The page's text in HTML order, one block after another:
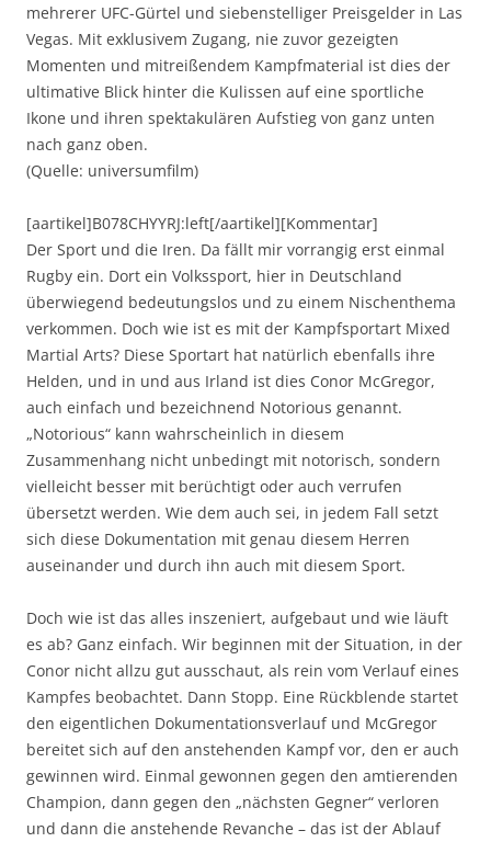
mehrerer UFC-Gürtel und siebenstelliger Preisgelder in Las
Vegas. Mit exklusivem Zugang, nie zuvor gezeigten
Momenten und mitreißendem Kampfmaterial ist dies der
ultimative Blick hinter die Kulissen auf eine sportliche
Ikone und ihren spektakulären Aufstieg von ganz unten
nach ganz oben.
(Quelle: universumfilm)
[aartikel]B078CHYYRJ:left[/aartikel][Kommentar]
Der Sport und die Iren. Da fällt mir vorrangig erst einmal
Rugby ein. Dort ein Volkssport, hier in Deutschland
überwiegend bedeutungslos und zu einem Nischenthema
verkommen. Doch wie ist es mit der Kampfsportart Mixed
Martial Arts? Diese Sportart hat natürlich ebenfalls ihre
Helden, und in und aus Irland ist dies Conor McGregor,
auch einfach und bezeichnend Notorious genannt.
„Notorious“ kann wahrscheinlich in diesem
Zusammenhang nicht unbedingt mit notorisch, sondern
vielleicht besser mit berüchtigt oder auch verrufen
übersetzt werden. Wie dem auch sei, in jedem Fall setzt
sich diese Dokumentation mit genau diesem Herren
auseinander und durch ihn auch mit diesem Sport.
Doch wie ist das alles inszeniert, aufgebaut und wie läuft
es ab? Ganz einfach. Wir beginnen mit der Situation, in der
Conor nicht allzu gut ausschaut, als rein vom Verlauf eines
Kampfes beobachtet. Dann Stopp. Eine Rückblende startet
den eigentlichen Dokumentationsverlauf und McGregor
bereitet sich auf den anstehenden Kampf vor, den er auch
gewinnen wird. Einmal gewonnen gegen den amtierenden
Champion, dann gegen den „nächsten Gegner“ verloren
und dann die anstehende Revanche – das ist der Ablauf